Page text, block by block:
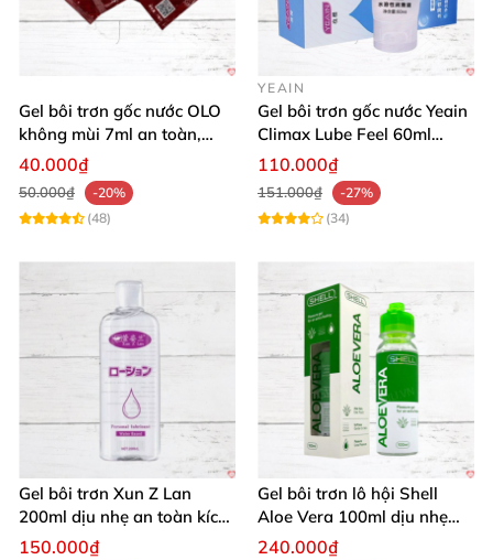
Gel bôi trơn gốc nước OLO
không mùi 7ml an toàn,
chất lượng
40.000₫
50.000₫
-20%
(48)
YEAIN
Gel bôi trơn gốc nước Yeain
Climax Lube Feel 60ml
Thăng hoa tối ưu
110.000₫
151.000₫
-27%
(34)
Gel bôi trơn Xun Z Lan
200ml dịu nhẹ an toàn kích
thích sảng khoái
150.000₫
Gel bôi trơn lô hội Shell
Aloe Vera 100ml dịu nhẹ
tăng khoái cảm
240.000₫